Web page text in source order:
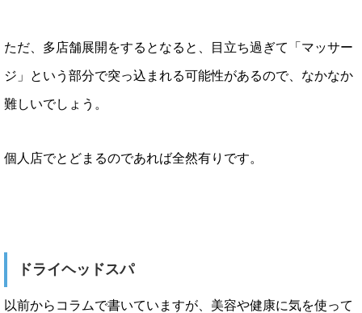
ただ、多店舗展開をするとなると、目立ち過ぎて「マッサー
ジ」という部分で突っ込まれる可能性があるので、なかなか
難しいでしょう。
個人店でとどまるのであれば全然有りです。
ドライヘッドスパ
以前からコラムで書いていますが、美容や健康に気を使って